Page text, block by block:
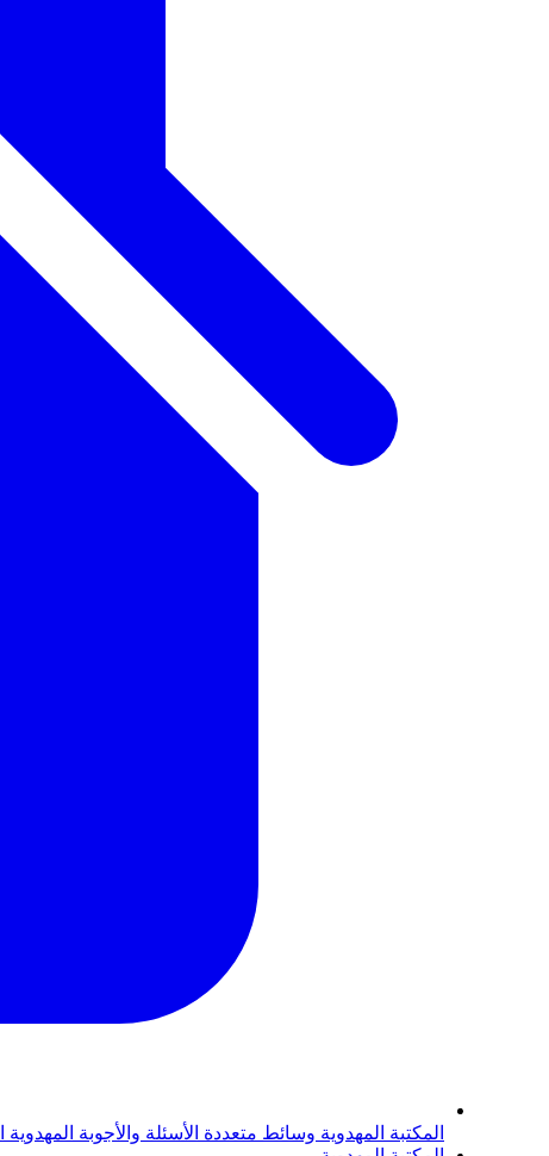
المكتبة المهدوية وسائط متعددة الأسئلة والأجوبة المهدوية